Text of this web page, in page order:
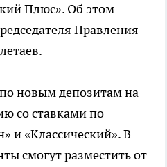
Плюс». Об этом
Правления
новым депозитам на
со ставками по
и «Классический». В
смогут разместить от